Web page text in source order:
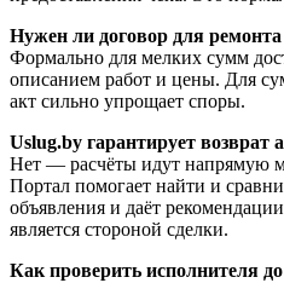
Нужен ли договор для
Формально для мелких сумм
описанием работ и цены. Для
акт сильно упрощает споры.
Uslug.by гарантирует возврат
Нет — расчёты идут напрямую
Портал помогает найти и
объявления и даёт
является стороной сделки.
Как проверить исполнителя